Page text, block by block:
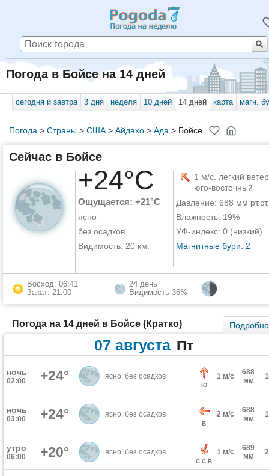
Погода в Бойсе на 14 дней
сегодня и завтра 3 дня неделя 10 дней 14 дней карта магн.
Погода > Страны> США> Айдахо> Ада > Бойсе
Сейчас в Бойсе
+24°C
Ощущается: +21°C
ясно
без осадков
Видимость: 20 км.
1 м/с. легкий
юго-восточный
Давление: 688 мм рт.ст.
Влажность: 19%
УФ-индекс: 0 (низкий)
Магнитные бури: 2
Восход: 06:41
Закат: 21:00
24 день
Видимость 36%
Погода на 14 дней в Бойсе (Кратко) Подробно
07 августа Пт
ночь
02:00 +24° ясно, без осадков
Ю
1 м/с
688
мм
ночь
03:00 +24° ясно, без осадков
В
2 м/с
688
мм
утро
06:00 +20° ясно, без осадков
С,С-В
1 м/с
689
мм